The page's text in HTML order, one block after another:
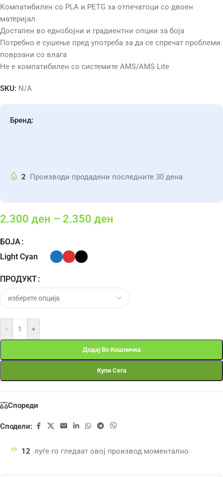
Компатибилен со PLA и PETG за отпечатоци со двоен
материјал
Достапен во еднобојни и градиентни опции за боја
Потребно е сушење пред употреба за да се спречат проблеми
поврзани со влага
Не е компатибилен со системите AMS/AMS Lite
SKU: N/A
Бренд:
2 Производи продадени последните 30 дена
2.300 ден – 2.350 ден
БОЈА
Light Cyan
ПРОДУКТ
- +
Додај Во Кошничка
Купи Сега
Спореди
Сподели:
12 луѓе го гледаат овој производ моментално